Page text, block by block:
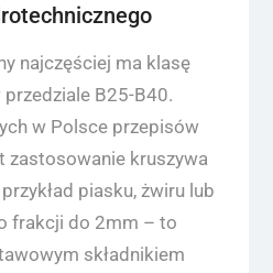
najczęściej ma klasę
B25-B40.
w Polsce przepisów
zastosowanie kruszywa
piasku, żwiru lub
frakcji do 2mm – to
składnikiem